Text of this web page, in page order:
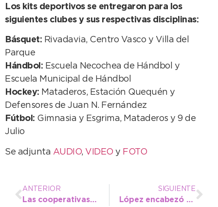
Los kits deportivos se entregaron para los
siguientes clubes y sus respectivas disciplinas:
Básquet: Rivadavia, Centro Vasco y Villa del
Parque
Hándbol: Escuela Necochea de Hándbol y
Escuela Municipal de Hándbol
Hockey: Mataderos, Estación Quequén y
Defensores de Juan N. Fernández
Fútbol: Gimnasia y Esgrima, Mataderos y 9 de
Julio
Se adjunta AUDIO, VIDEO y FOTO
ANTERIOR
Las cooperativas de trabajo y su trascendente rol social
SIGUIENTE
López encabezó el primer Encuentro Ítalo-Argentino en la Unicen